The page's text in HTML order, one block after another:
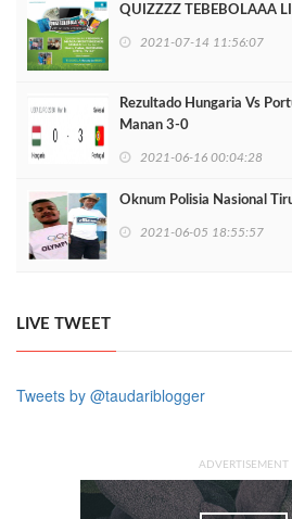
QUIZZZZ TEBEBOLAAA
2021-07-14 11:56:07
Rezultado Hungaria Vs
Manan 3-0
2021-06-16 00:04:28
Oknum Polisia Nasional
2021-06-05 18:55:57
LIVE TWEET
Tweets by @taudariblogger
ADVERTISEMENT